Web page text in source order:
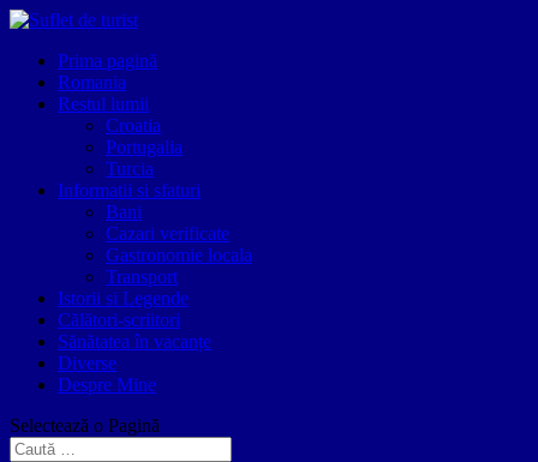
Prima pagină
Romania
Restul lumii
Croatia
Portugalia
Turcia
Informatii si sfaturi
Bani
Cazari verificate
Gastronomie locala
Transport
Istorii si Legende
Călători-scriitori
Sănătatea în vacanțe
Diverse
Despre Mine
Selectează o Pagină